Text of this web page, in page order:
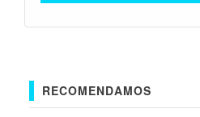
RECOMENDAMOS